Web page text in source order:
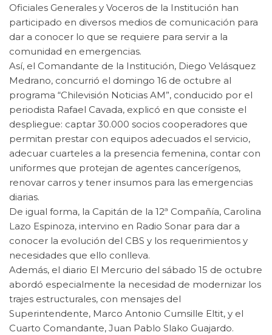
Oficiales Generales y Voceros de la Institución han
participado en diversos medios de comunicación para
dar a conocer lo que se requiere para servir a la
comunidad en emergencias.
Así, el Comandante de la Institución, Diego Velásquez
Medrano, concurrió el domingo 16 de octubre al
programa “Chilevisión Noticias AM”, conducido por el
periodista Rafael Cavada, explicó en que consiste el
despliegue: captar 30.000 socios cooperadores que
permitan prestar con equipos adecuados el servicio,
adecuar cuarteles a la presencia femenina, contar con
uniformes que protejan de agentes cancerígenos,
renovar carros y tener insumos para las emergencias
diarias.
De igual forma, la Capitán de la 12ª Compañía, Carolina
Lazo Espinoza, intervino en Radio Sonar para dar a
conocer la evolución del CBS y los requerimientos y
necesidades que ello conlleva.
Además, el diario El Mercurio del sábado 15 de octubre
abordó especialmente la necesidad de modernizar los
trajes estructurales, con mensajes del
Superintendente, Marco Antonio Cumsille Eltit, y el
Cuarto Comandante, Juan Pablo Slako Guajardo.